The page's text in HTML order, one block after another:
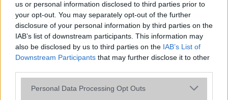
us or personal information disclosed to third parties prior to
your opt-out. You may separately opt-out of the further
disclosure of your personal information by third parties on the
IAB’s list of downstream participants. This information may
also be disclosed by us to third parties on the IAB’s List of
Downstream Participants that may further disclose it to other
Please note that this website/app uses one or more Google
Personal Data Processing Opt Outs
Euro Gsm
112.000 Ft (új)
Samsung Galaxy S26 Ultra